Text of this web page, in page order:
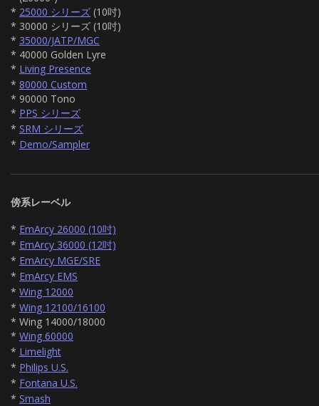
* 25000 シリーズ (10吋)
* 30000 シリーズ (10吋)
* 35000/JATP/MGC
* 40000 Golden Lyre
* Living Presence
* 80000 Custom
* 90000 Tono
* PPS シリーズ
* SRM シリーズ
* Demo/Sampler
傍系レーベル
* EmArcy 26000 (10吋)
* EmArcy 36000 (12吋)
* EmArcy MGE/SRE
* EmArcy EMS
* Wing 12000
* Wing 12100/16100
* Wing 14000/18000
* Wing 60000
* Limelight
* Philips U.S.
* Fontana U.S.
* Smash